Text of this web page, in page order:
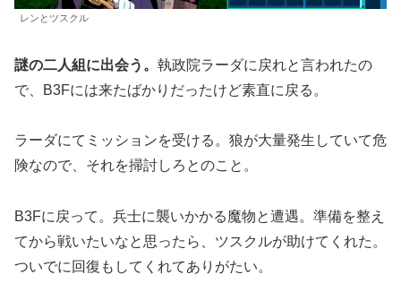
レンとツスクル
謎の二人組に出会う。 執政院ラーダに戻れと言われたの
で、B3Fには来たばかりだったけど素直に戻る。
ラーダにてミッションを受ける。狼が大量発生していて危
険なので、それを掃討しろとのこと。
B3Fに戻って。兵士に襲いかかる魔物と遭遇。準備を整え
てから戦いたいなと思ったら、ツスクルが助けてくれた。
ついでに回復もしてくれてありがたい。